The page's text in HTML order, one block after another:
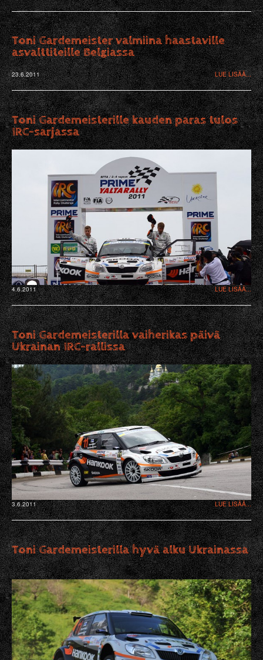
Toni Gardemeister valmiina haastaville
asvalttiteille Belgiassa
23.6.2011 LUE LISÄÄ...
Toni Gardemeisterille kauden paras tulos
IRC-sarjassa
4.6.2011 LUE LISÄÄ...
Toni Gardemeisterilla vaiherikas päivä
Ukrainan IRC-rallissa
3.6.2011 LUE LISÄÄ...
Toni Gardemeisterilla hyvä alku Ukrainassa